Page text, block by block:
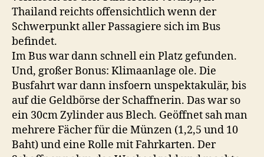
Thailand reichts offensichtlich wenn der
Schwerpunkt aller Passagiere sich im Bus
befindet.
Im Bus war dann schnell ein Platz gefunden.
Und, großer Bonus: Klimaanlage ole. Die
Busfahrt war dann insfoern unspektakulär, bis
auf die Geldbörse der Schaffnerin. Das war so
ein 30cm Zylinder aus Blech. Geöffnet sah man
mehrere Fächer für die Münzen (1,2,5 und 10
Baht) und eine Rolle mit Fahrkarten. Der